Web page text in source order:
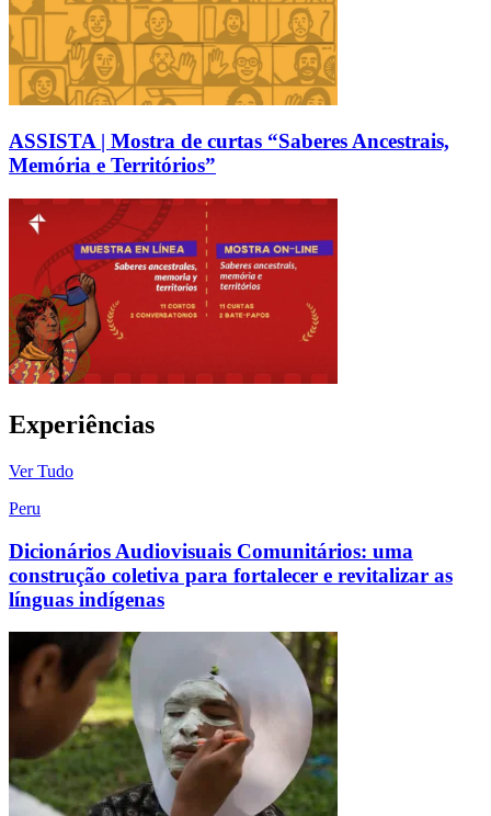
ASSISTA | Mostra de curtas “Saberes Ancestrais,
Memória e Territórios”
Experiências
Ver Tudo
Peru
Dicionários Audiovisuais Comunitários: uma
construção coletiva para fortalecer e revitalizar as
línguas indígenas